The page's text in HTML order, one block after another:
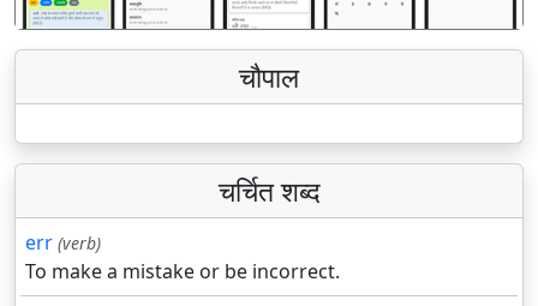
चौपाल
चर्चित शब्द
err (verb)
To make a mistake or be incorrect.